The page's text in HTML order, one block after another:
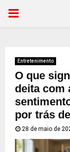
PRIMARY
Entretenimento
O que
deita com
por trás
28 de maio de